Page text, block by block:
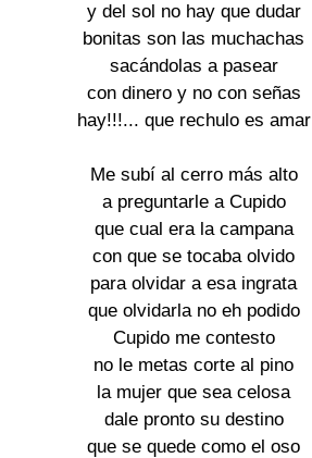
y del sol no hay que dudar
bonitas son las muchachas
sacándolas a pasear
con dinero y no con señas
hay!!!... que rechulo es amar
Me subí al cerro más alto
a preguntarle a Cupido
que cual era la campana
con que se tocaba olvido
para olvidar a esa ingrata
que olvidarla no eh podido
Cupido me contesto
no le metas corte al pino
la mujer que sea celosa
dale pronto su destino
que se quede como el oso